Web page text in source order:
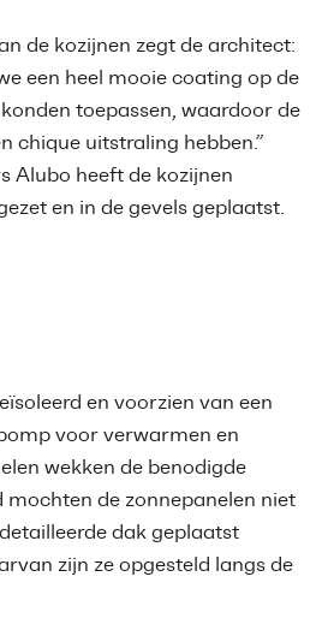
de kozijnen zegt de architect:
een heel mooie coating op de
toepassen, waardoor de
chique uitstraling hebben.”
Alubo heeft de kozijnen
en in de gevels geplaatst.
en voorzien van een
voor verwarmen en
wekken de benodigde
mochten de zonnepanelen niet
dak geplaatst
zijn ze opgesteld langs de